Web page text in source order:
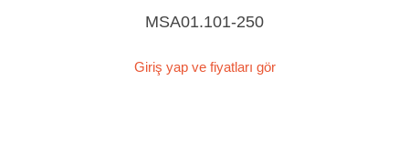
MSA01.101-250
Giriş yap ve fiyatları gör